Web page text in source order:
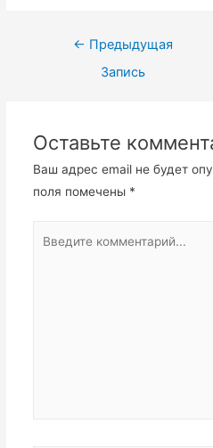
Навигация
← Предыдущая
Запись
Оставьте
Ваш адрес email не будет
поля помечены *